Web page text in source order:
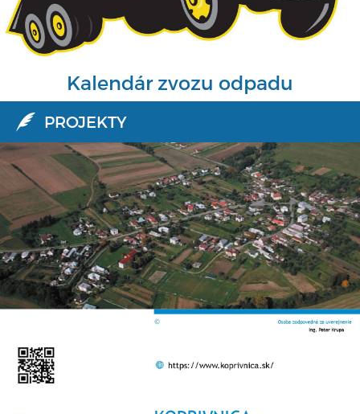
Kalendár zvozu odpadu
PROJEKTY